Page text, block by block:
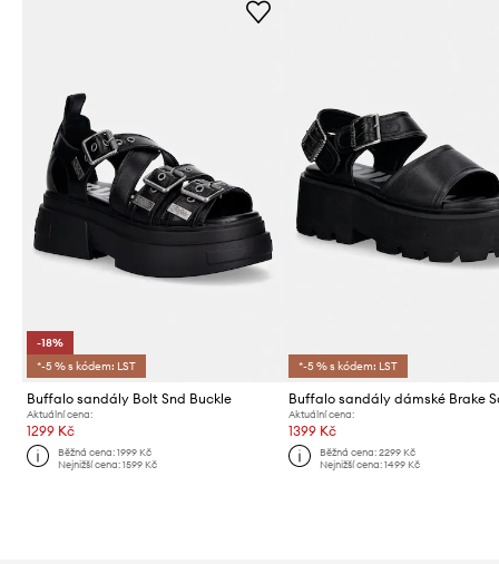
-18%
*-5 % s kódem: LST
Buffalo sandály Bolt Snd Buckle
Aktuální cena:
1299 Kč
Běžná cena:1999 Kč
Nejnižší cena:1599 Kč
*-5 % s kódem: LST
Buffalo sandály dámské Brake
Aktuální cena:
1399 Kč
Běžná cena: 2299 Kč
Nejnižší cena: 1499 Kč